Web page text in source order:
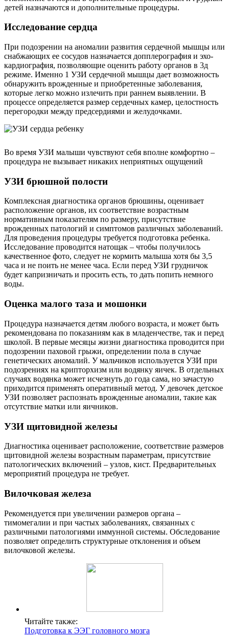
детей назначаются и дополнительные процедуры.
Исследование сердца
При подозрении на аномалии развития сердечной мышцы или
снабжающих ее сосудов назначается допплерография и эхо-
кардиография, позволяющие оценить работу органов в 3д
режиме. Именно 1 УЗИ сердечной мышцы дает возможность
обнаружить врожденные и приобретенные заболевания,
которые легко можно излечить при раннем выявлении. В
процессе определяется размер сердечных камер, целостность
перегородки между предсердиями и желудочками.
Во время УЗИ малыши чувствуют себя вполне комфортно –
процедура не вызывает никаких неприятных ощущений
УЗИ брюшной полости
Комплексная диагностика органов брюшины, оценивает
расположение органов, их соответствие возрастным
нормативным показателям по размеру, присутствие
врожденных патологий и симптомов различных заболеваний.
Для проведения процедуры требуется подготовка ребенка.
Исследование проводится натощак – чтобы получилось
качественное фото, следует не кормить малыша хотя бы 3,5
часа и не поить не менее часа. Если перед УЗИ грудничок
будет капризничать и просить есть, то дать попить немного
воды.
Оценка малого таза и мошонки
Процедура назначается детям любого возраста, и может быть
рекомендована по показаниям как в младенчестве, так и перед
школой. В первые месяцы жизни диагностика проводится при
подозрении паховой грыжи, определении пола в случае
генетических аномалий. У мальчиков используется УЗИ при
подозрениях на крипторхизм или водянку яичек. В отдельных
случаях водянка может исчезнуть до года сама, но зачастую
приходится применять оперативный метод. У девочек детское
УЗИ позволяет распознать врожденные аномалии, такие как
отсутствие матки или яичников.
УЗИ щитовидной железы
Диагностика оценивает расположение, соответствие размеров
щитовидной железы возрастным параметрам, присутствие
патологических включений – узлов, кист. Предварительных
мероприятий процедура не требует.
Вилочковая железа
Рекомендуется при увеличении размеров органа –
тимомегалии и при частых заболеваниях, связанных с
различными патологиями иммунной системы. Обследование
позволяет определить структурные отклонения и объем
вилочковой железы.
Читайте также:
Подготовка к ЭЭГ головного мозга